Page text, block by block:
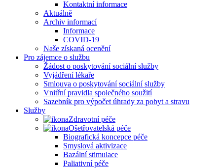
Kontaktní informace
Aktuálně
Archiv informací
Informace
COVID-19
Naše získaná ocenění
Pro zájemce o službu
Žádost o poskytování sociální služby
Vyjádření lékaře
Smlouva o poskytování sociální služby
Vnitřní pravidla společného soužití
Sazebník pro výpočet úhrady za pobyt a stravu
Služby
Zdravotní péče
Ošetřovatelská péče
Biografická koncepce péče
Smyslová aktivizace
Bazální stimulace
Paliativní péče